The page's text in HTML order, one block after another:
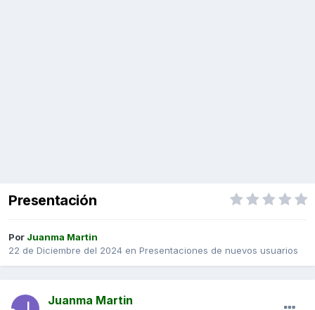
Presentación
Por Juanma Martin
22 de Diciembre del 2024 en Presentaciones de nuevos usuarios
Juanma Martin